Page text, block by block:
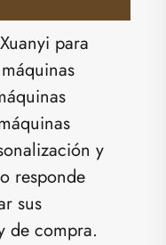
para
y
responde
sus
de compra.